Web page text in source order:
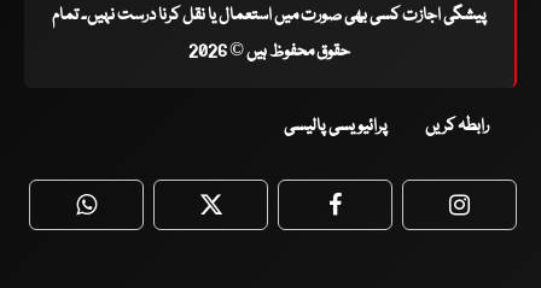
پیشگی اجازت کسی بھی صورت میں استعمال یا نقل کرنا درست نہیں۔ تمام
حقوق محفوظ ہیں © 2026
رابطہ کریں پرائیویسی پالیسی
WhatsApp Twitter Facebook